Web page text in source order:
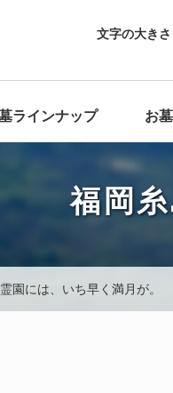
文字の大きさ
ラインナップ お
福岡
園には、いち早く満月が。